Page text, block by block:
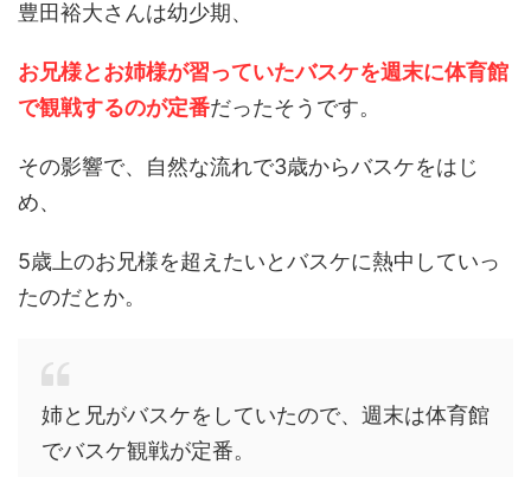
豊田裕大さんは幼少期、
お兄様とお姉様が習っていたバスケを週末に体育館
で観戦するのが定番だったそうです。
その影響で、自然な流れで3歳からバスケをはじ
め、
5歳上のお兄様を超えたいとバスケに熱中していっ
たのだとか。
姉と兄がバスケをしていたので、週末は体育館
でバスケ観戦が定番。